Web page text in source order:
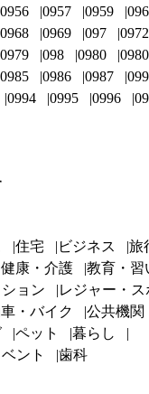
0956 0957 0959 096
0968 0969 097 0972
0979 098 0980
0985 0986 0987 099
0994 0995 0996
住宅 ビジネス
旅
康・介護
教育・習
ョン
レジャー・ス
・バイク
公共機関
ペット
暮らし
ント
歯科